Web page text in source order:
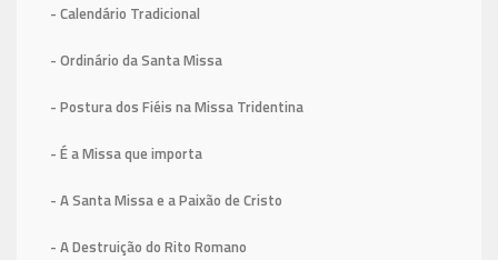
- Calendário Tradicional
- Ordinário da Santa Missa
- Postura dos Fiéis na Missa Tridentina
- É a Missa que importa
- A Santa Missa e a Paixão de Cristo
- A Destruição do Rito Romano